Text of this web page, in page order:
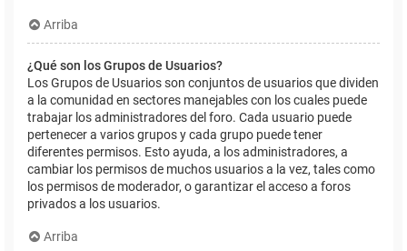
Arriba
¿Qué son los Grupos de Usuarios?
Los Grupos de Usuarios son conjuntos de usuarios que dividen
a la comunidad en sectores manejables con los cuales puede
trabajar los administradores del foro. Cada usuario puede
pertenecer a varios grupos y cada grupo puede tener
diferentes permisos. Esto ayuda, a los administradores, a
cambiar los permisos de muchos usuarios a la vez, tales como
los permisos de moderador, o garantizar el acceso a foros
privados a los usuarios.
Arriba